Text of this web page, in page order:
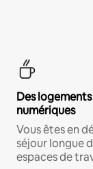
Des
numériques
Vous êtes en
séjour longue
espaces de